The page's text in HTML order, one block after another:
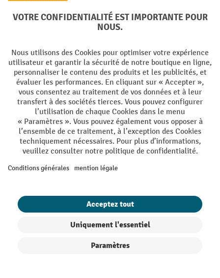
Facebook
YouTube
LinkedIn
Instagram
Langues
DE FR
Conditions générales de vente Mentions Légales
Protection des Données Politique de cookies
All prices excl. VAT plusshipping costsand possible delivery charges,
if not stated otherwise.
avec d'autres réductions en pourcentage ou bons de réduction. | ² Une
réduction unique est offerte lors de la première inscription à la
newsletter. Le bon, valable 10 jours, peut être utilisé en ligne pour
pourcentage de remise varie selon la catégorie de produits, pouvant